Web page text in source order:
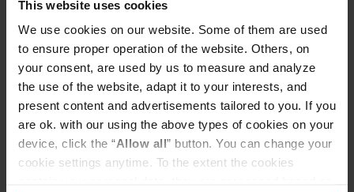
This website uses cookies
We use cookies on our website. Some of them are used
to ensure proper operation of the website. Others, on
your consent, are used by us to measure and analyze
the use of the website, adapt it to your interests, and
present content and advertisements tailored to you. If you
are ok. with our using the above types of cookies on your
device, click the “Allow all” button. You can change your
cookie settings anytime. To the extent the cookies